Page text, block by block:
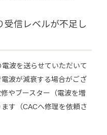
受信レベルが不足し
波を送らせていただいて
波が減衰する場合がござ
やブースター（電波を増
す（CACへ修理を依頼さ